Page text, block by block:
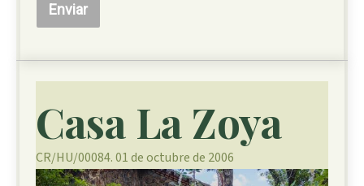
Enviar
Casa La Zoya
CR/HU/00084. 01 de octubre de 2006